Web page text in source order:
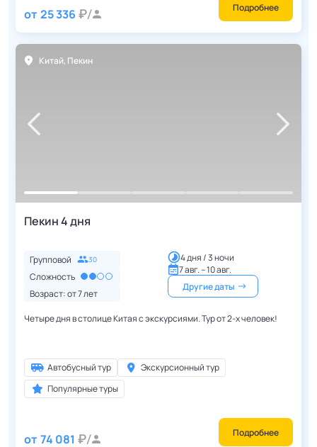
от 25 336 Подробнее
Китай, Пекин
Пекин 4 дня
Групповой 30
Сложность
Возраст: от7лет
4 дня / 3 ночи
7 авг. – 10 авг.
Другие даты
Четыре дня в столице Китая с экскурсиями. Тур от 2-х человек!
Автобусный тур
Экскурсионный тур
Популярные туры
от 74 081 Подробнее